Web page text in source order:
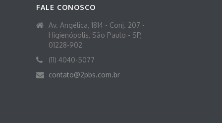
FALE CONOSCO
Av. Angélica, 1814 - Conj. 207 -
Higienópolis, São Paulo - SP,
01228-902
(11) 4040-5077
contato@2pbs.com.br